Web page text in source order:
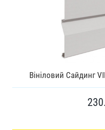
Вініловий Сайдинг